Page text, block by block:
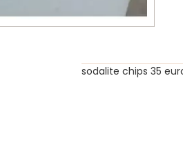
sodalite chips 35